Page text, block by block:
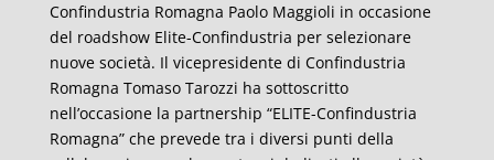
Confindustria Romagna Paolo Maggioli in occasione
del roadshow Elite-Confindustria per selezionare
nuove società. Il vicepresidente di Confindustria
Romagna Tomaso Tarozzi ha sottoscritto
nell’occasione la partnership “ELITE-Confindustria
Romagna” che prevede tra i diversi punti della